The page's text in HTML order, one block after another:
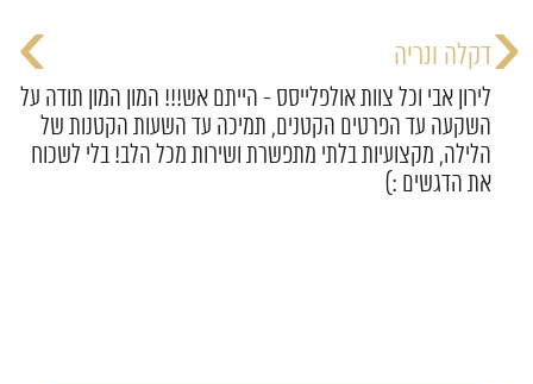
דקלה ונריה
לירון אבי וכל צוות אולפלייסס - הייתם אש!!! המון המון
השקעה עד הפרטים הקטנים, תמיכה עד השעות
הלילה, מקצועיות בלתי מתפשרת ושירות מכל הלב! בלי
את הדגשים :)
‹
›